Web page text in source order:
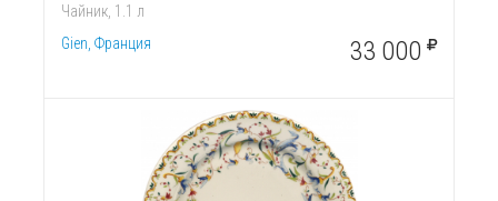
Чайник, 1.1 л
Gien, Франция
33 000